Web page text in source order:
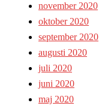
november 2020
oktober 2020
september 2020
augusti 2020
juli 2020
juni 2020
maj 2020